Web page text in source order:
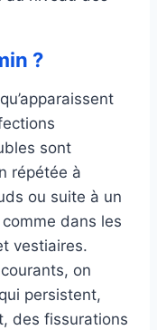
?
sont
répétée à
ou suite à un
dans les
vestiaires.
on
persistent,
des fissurations